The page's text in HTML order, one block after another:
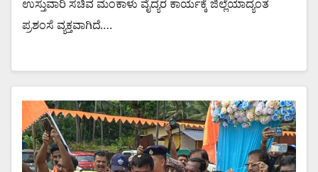
ಉಸ್ತುವಾರಿ ಸಚಿವ ಮಂಕಾಳು ವೈದ್ಯರ ಕಾರ್ಯಕ್ಕೆ ಜಿಲ್ಲೆಯಾದ್ಯಂತ
ಪ್ರಶಂಸೆ ವ್ಯಕ್ತವಾಗಿದೆ.…